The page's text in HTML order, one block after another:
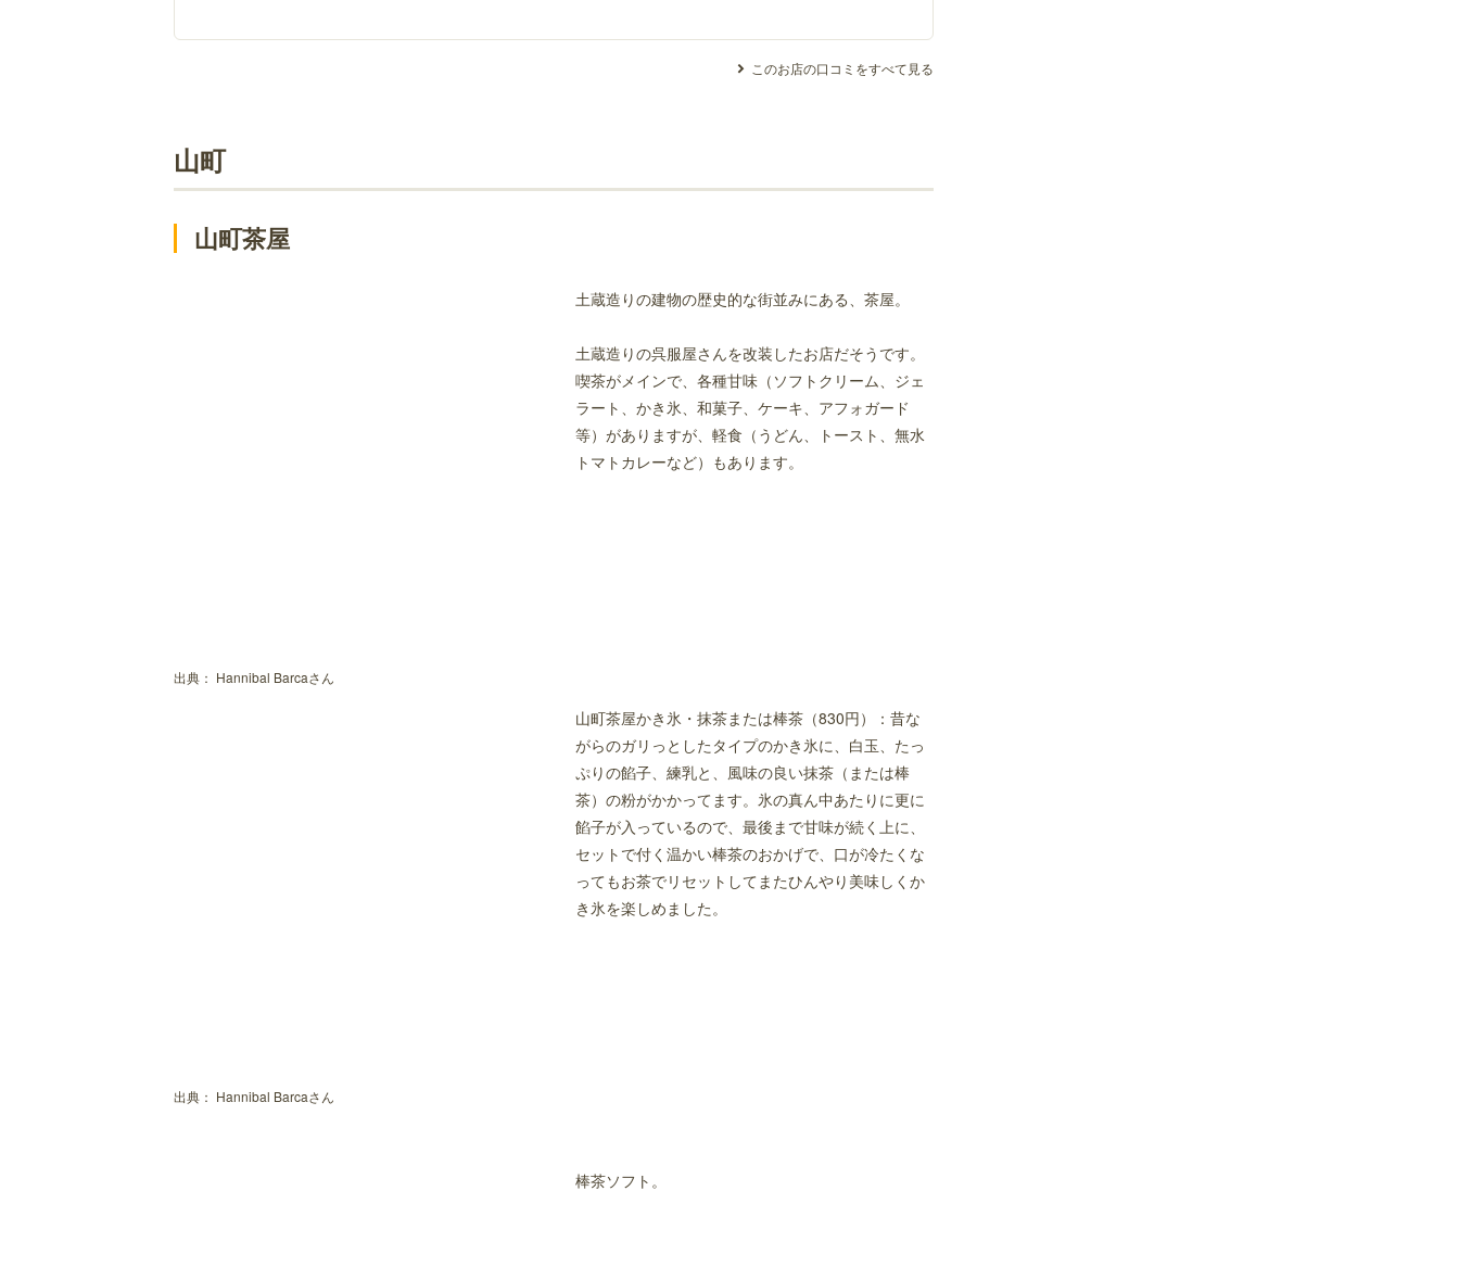
このお店の口コミをすべて見る
山町
山町茶屋
出典： Hannibal Barcaさん
土蔵造りの建物の歴史的な街並みにある、茶屋。
土蔵造りの呉服屋さんを改装したお店だそうです。
喫茶がメインで、各種甘味（ソフトクリーム、ジェ
ラート、かき氷、和菓子、ケーキ、アフォガード
等）がありますが、軽食（うどん、トースト、無水
トマトカレーなど）もあります。
出典： Hannibal Barcaさん
山町茶屋かき氷・抹茶または棒茶（830円）：昔な
がらのガリっとしたタイプのかき氷に、白玉、たっ
ぷりの餡子、練乳と、風味の良い抹茶（または棒
茶）の粉がかかってます。氷の真ん中あたりに更に
餡子が入っているので、最後まで甘味が続く上に、
セットで付く温かい棒茶のおかげで、口が冷たくな
ってもお茶でリセットしてまたひんやり美味しくか
き氷を楽しめました。
棒茶ソフト。